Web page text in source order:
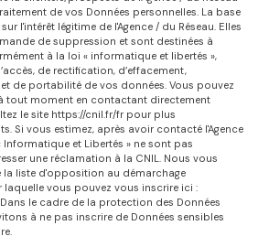
de vos Données personnelles. La base
l'intérêt légitime de l'Agence / du Réseau. Elles
de suppression et sont destinées à
à la loi « informatique et libertés »,
de rectification, d’effacement,
de portabilité de vos données. Vous pouvez
tout moment en contactant directement
le site https://cnil.fr/fr pour plus
Si vous estimez, après avoir contacté l'Agence
Informatique et Libertés » ne sont pas
une réclamation à la CNIL. Nous vous
la liste d'opposition au démarchage
laquelle vous pouvez vous inscrire ici :
. Dans le cadre de la protection des Données
à ne pas inscrire de Données sensibles